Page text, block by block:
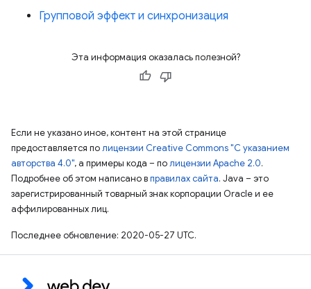
Групповой эффект и синхронизация
Эта информация оказалась полезной?
Если не указано иное, контент на этой странице
предоставляется полицензии Creative Commons "С указанием
авторства 4.0", а примеры кода – полицензии Apache 2.0.
Подробнее об этом написано вправилах сайта. Java – это
зарегистрированный товарный знак корпорации Oracle и ее
аффилированных лиц.
Последнее обновление: 2020-05-27 UTC.